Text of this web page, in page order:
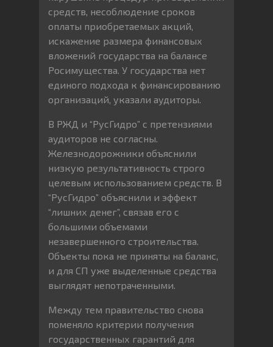
средств, несоблюдение сроков
оплаты приобретаемых акций,
искажение размера финансовых
вложений государства на балансе
Росимущества. У государства нет
единого подхода к финансированию
организаций, указали аудиторы.
В РЖД и “РусГидро” с претензиями
аудиторов не согласны.
Железнодорожники объяснили
низкую результативность строго
целевым использованием средств. В
“РусГидро” объяснили и эффект
“лишних денег”, связав его с
большими объемами
незавершенного строительства.
Объекты пока не приняты на баланс,
и для СП уже выделенные средства
выглядят непотраченными.
Между тем правительство снова
поменяло критерии получения
государственных гарантий для